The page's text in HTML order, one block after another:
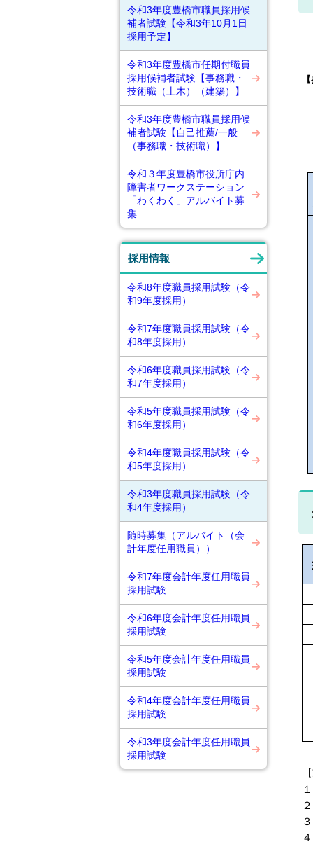
令和3年度豊橋市職員採用候
補者試験【令和3年10月1日
採用予定】
令和3年度豊橋市任期付職員
採用候補者試験【事務職・
技術職（土木）（建築）】
令和3年度豊橋市職員採用候
補者試験【自己推薦/一般
（事務職・技術職）】
令和３年度豊橋市役所庁内
障害者ワークステーション
「わくわく」アルバイト募
集
採用情報
令和8年度職員採用試験（令
和9年度採用）
令和7年度職員採用試験（令
和8年度採用）
令和6年度職員採用試験（令
和7年度採用）
令和5年度職員採用試験（令
和6年度採用）
令和4年度職員採用試験（令
和5年度採用）
令和3年度職員採用試験（令
和4年度採用）
随時募集（アルバイト（会
計年度任用職員））
令和7年度会計年度任用職員
採用試験
令和6年度会計年度任用職員
採用試験
令和5年度会計年度任用職員
採用試験
令和4年度会計年度任用職員
採用試験
令和3年度会計年度任用職員
採用試験